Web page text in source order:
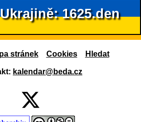
1625.den
stránek Cookies Hledat
kalendar@beda.cz